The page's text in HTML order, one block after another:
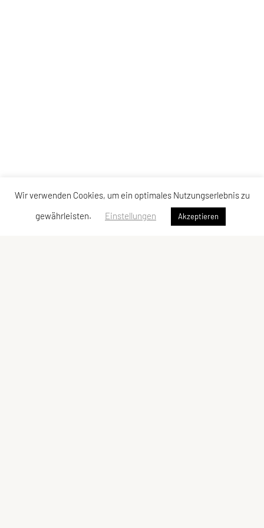
Wir verwenden Cookies, um ein optimales Nutzungserlebnis zu
gewährleisten.
Einstellungen Akzeptieren